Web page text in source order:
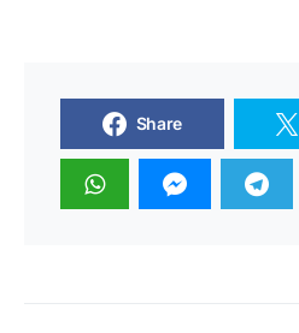
Share